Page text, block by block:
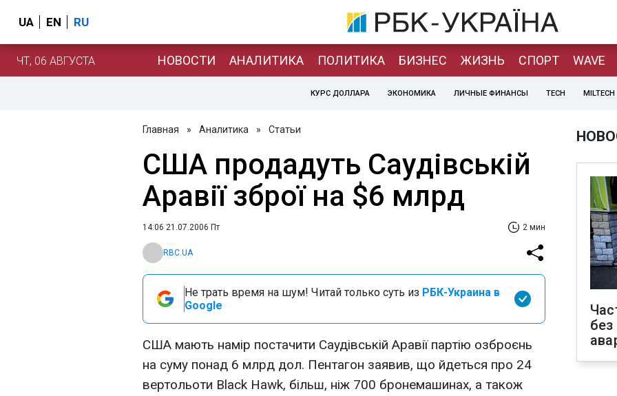
UA EN RU
ЧТ, 06 АВГУСТА НОВОСТИ АНАЛИТИКА ПОЛИТИКА БИЗНЕС ЖИЗНЬ СПОРТ WAVE
КУРС ДОЛЛАРА ЭКОНОМИКА ЛИЧНЫЕ ФИНАНСЫ TECH MILTECH
Главная » Аналитика » Статьи
США продадуть Саудівській
Аравії зброї на $6 млрд
14:06 21.07.2006 Пт 2 мин
RBC.UA
Не трать время на шум! Читай только суть из РБК-Украина в
Google
США мають намір постачити Саудівській Аравії партію озброєнь
на суму понад 6 млрд дол. Пентагон заявив, що йдеться про 24
вертольоти Black Hawk, більш, ніж 700 бронемашинах, а також
без